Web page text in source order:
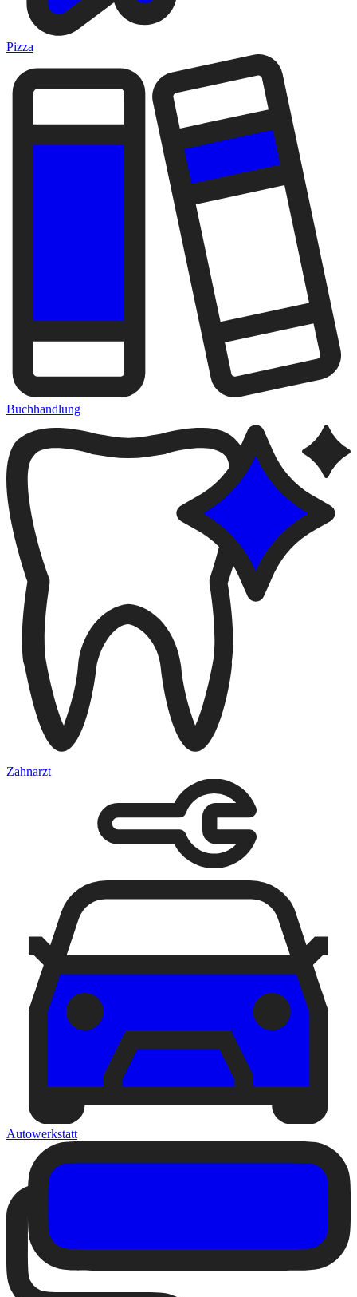
Pizza
Buchhandlung
Zahnarzt
Autowerkstatt